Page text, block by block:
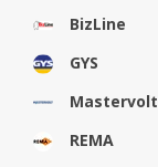
BizLine
GYS
Mastervolt
REMA